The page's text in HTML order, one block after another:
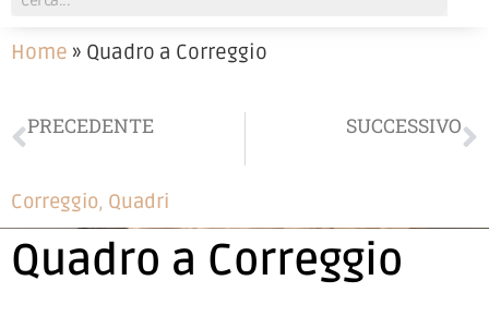
Home » Quadro a Correggio
PRECEDENTE SUCCESSIVO
Correggio, Quadri
Quadro a Correggio